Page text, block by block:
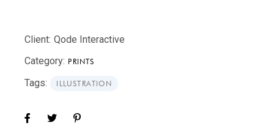
Client: Qode Interactive
Category: PRINTS
Tags: ILLUSTRATION